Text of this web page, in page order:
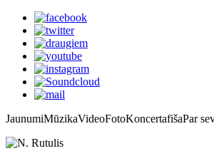
JaunumiMūzikaVideoFotoKoncertafišaPar